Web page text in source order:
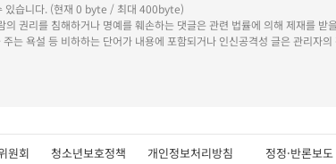
있습니다. (현재 0 byte / 최대 400byte)
의 권리를 침해하거나 명예를 훼손하는 댓글은 관련 법률에 의해 제재를 받
는 욕설 등 비하하는 단어가 내용에 포함되거나 인신공격성 글은 관리자
위원회 청소년보호정책 개인정보처리방침 정정·반론보도